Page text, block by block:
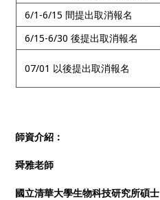
6/1-6/15 間提出取消報名
6/15-6/30 後提出取消報名
07/01 以後提出取消報名
師資介紹：
舜雅老師
國立清華大學生物科技研究所碩士